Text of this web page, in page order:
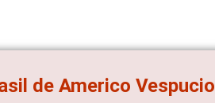
de Americo Vespucio